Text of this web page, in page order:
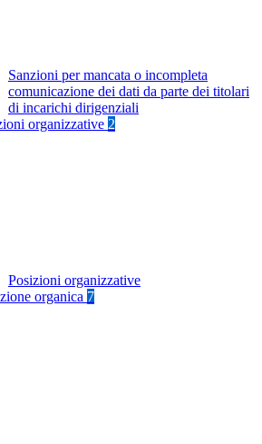
Sanzioni per mancata o incompleta
comunicazione dei dati da parte dei titolari
di incarichi dirigenziali
organizzative 2
Posizioni organizzative
organica 7